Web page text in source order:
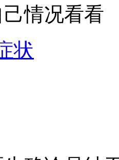
情况看看
状